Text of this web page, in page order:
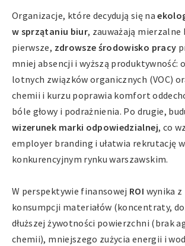
Organizacje, które decydują się na
w sprzątaniu biur, zauważają mierzalne
pierwsze, zdrowsze środowisko pracy
mniej absencji i wyższą produktywność:
lotnych związków organicznych (VOC)
chemii i kurzu poprawia komfort
bóle głowy i podrażnienia. Po drugie,
wizerunek marki odpowiedzialnej, co
employer branding i ułatwia rekrutację w
konkurencyjnym rynku warszawskim.
W perspektywie finansowej ROI wynika z
konsumpcji materiałów (koncentraty,
dłuższej żywotności powierzchni (brak
chemii), mniejszego zużycia energii i